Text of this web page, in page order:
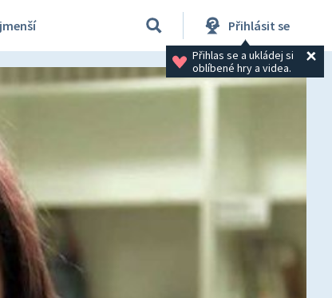
Přihlásit se
Přihlas se a ukládej si
oblíbené hry a videa.